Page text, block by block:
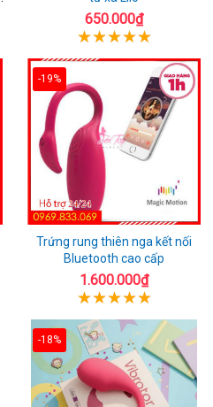
650.000₫
-19%
Trứng rung thiên nga kết nối
Bluetooth cao cấp
1.600.000₫
-18%